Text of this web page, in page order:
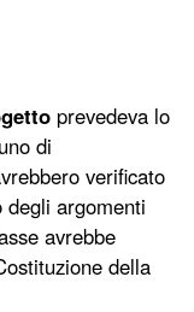
prevedeva lo
di
verificato
argomenti
avrebbe
della